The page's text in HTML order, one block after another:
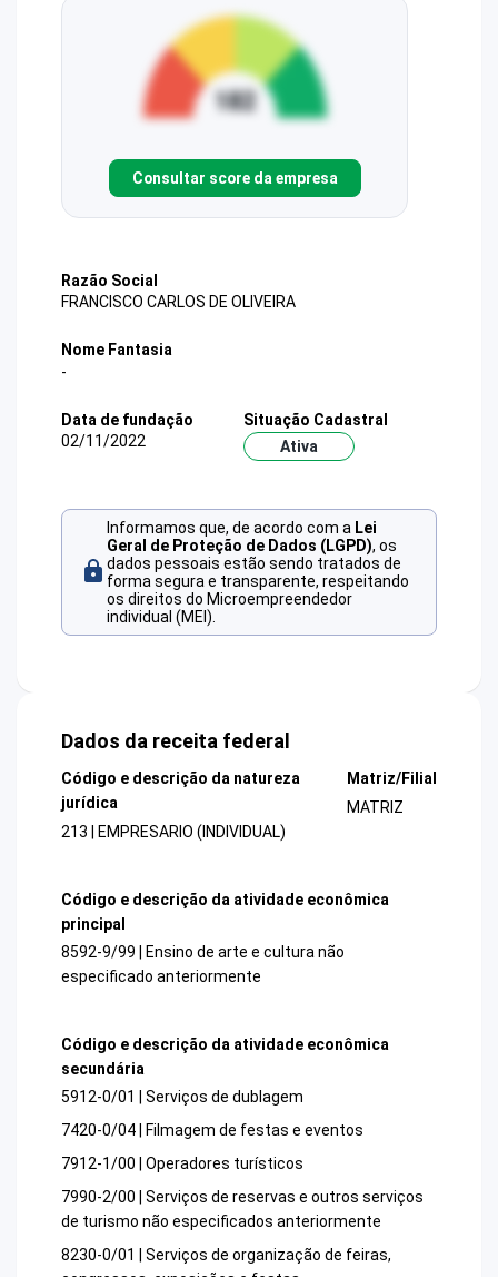
Consultar score da empresa
Razão Social
FRANCISCO CARLOS DE OLIVEIRA
Nome Fantasia
-
Data de fundação
02/11/2022
Situação Cadastral
Ativa
Informamos que, de acordo com a Lei
Geral de Proteção de Dados (LGPD), os
dados pessoais estão sendo tratados de
forma segura e transparente, respeitando
os direitos do Microempreendedor
individual (MEI).
Dados da receita federal
Código e descrição da natureza
jurídica
213 | EMPRESARIO (INDIVIDUAL)
Matriz/Filial
MATRIZ
Código e descrição da atividade econômica
principal
8592-9/99 | Ensino de arte e cultura não
especificado anteriormente
Código e descrição da atividade econômica
secundária
5912-0/01 | Serviços de dublagem
7420-0/04 | Filmagem de festas e eventos
7912-1/00 | Operadores turísticos
7990-2/00 | Serviços de reservas e outros serviços
de turismo não especificados anteriormente
8230-0/01 | Serviços de organização de feiras,